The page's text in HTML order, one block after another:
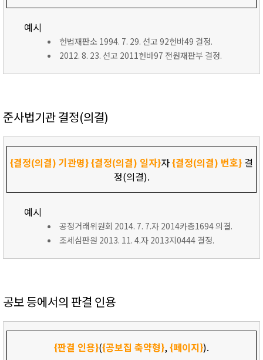
예시
헌법재판소 1994. 7. 29. 선고 92헌바49 결정.
2012. 8. 23. 선고 2011헌바97 전원재판부 결정.
준사법기관 결정(의결)
{결정(의결) 기관명}{결정(의결) 일자}자{결정(의결) 번호} 결
정(의결).
예시
공정거래위원회 2014. 7. 7.자 2014카총1694 의결.
조세심판원 2013. 11. 4.자 2013지0444 결정.
공보 등에서의 판결 인용
{판결 인용}({공보집 축약형},{페이지}).